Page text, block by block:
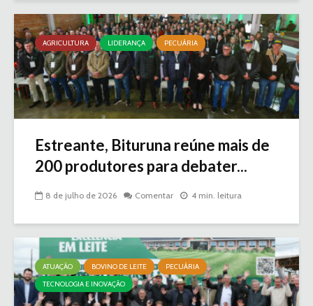
AGRICULTURA LIDERANÇA PECUÁRIA
Estreante, Bituruna reúne mais de
200 produtores para debater...
8 de julho de 2026 Comentar 4 min. leitura
ATUAÇÃO BOVINO DE LEITE
PECUÁRIA
TECNOLOGIA E INOVAÇÃO